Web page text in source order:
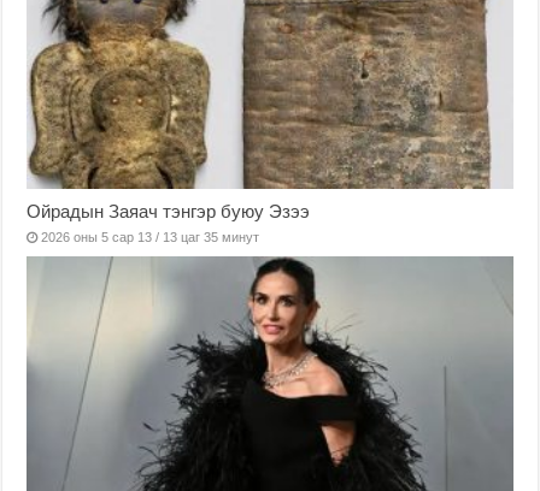
Ойрадын Заяач тэнгэр буюу Эзээ
2026 оны 5 сар 13 / 13 цаг 35 минут